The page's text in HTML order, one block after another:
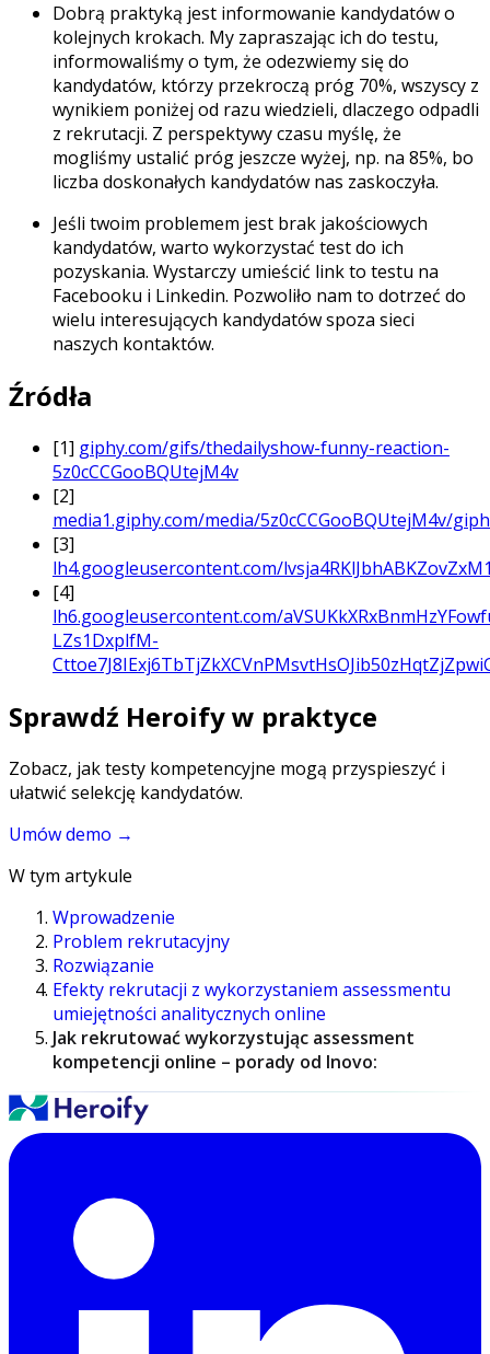
Dobrą praktyką jest informowanie kandydatów o
kolejnych krokach. My zapraszając ich do testu,
informowaliśmy o tym, że odezwiemy się do
kandydatów, którzy przekroczą próg 70%, wszyscy z
wynikiem poniżej od razu wiedzieli, dlaczego odpadli
z rekrutacji. Z perspektywy czasu myślę, że
mogliśmy ustalić próg jeszcze wyżej, np. na 85%, bo
liczba doskonałych kandydatów nas zaskoczyła.
Jeśli twoim problemem jest brak jakościowych
kandydatów, warto wykorzystać test do ich
pozyskania. Wystarczy umieścić link to testu na
Facebooku i Linkedin. Pozwoliło nam to dotrzeć do
wielu interesujących kandydatów spoza sieci
naszych kontaktów.
Źródła
[1] giphy.com/gifs/thedailyshow-funny-reaction-
5z0cCCGooBQUtejM4v
[2]
media1.giphy.com/media/5z0cCCGooBQUtejM4v/
[3]
lh4.googleusercontent.com/
[4]
lh6.googleusercontent.com/
LZs1DxplfM-
Sprawdź Heroify w praktyce
Zobacz, jak testy kompetencyjne mogą przyspieszyć i
ułatwić selekcję kandydatów.
Umów demo →
W tym artykule
Wprowadzenie
Problem rekrutacyjny
Rozwiązanie
Efekty rekrutacji z wykorzystaniem assessmentu
umiejętności analitycznych online
Jak rekrutować wykorzystując assessment
kompetencji online – porady od Inovo: